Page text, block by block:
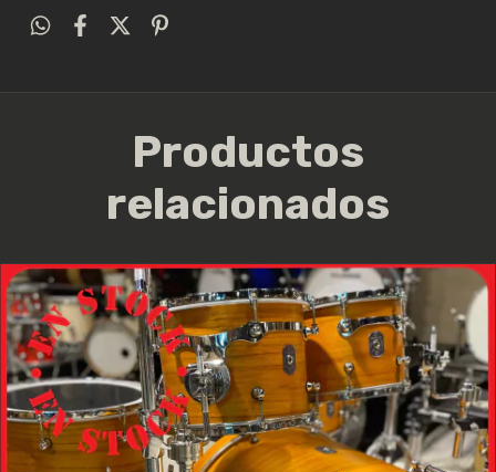
Productos
relacionados